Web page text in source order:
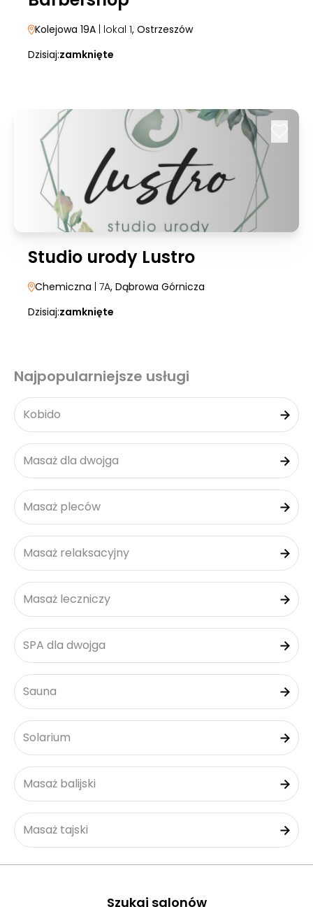
Kolejowa 19A | lokal 1, Ostrzeszów
Dzisiaj:zamknięte
Studio urody Lustro
Chemiczna | 7A, Dąbrowa Górnicza
Dzisiaj:zamknięte
Najpopularniejsze usługi
Kobido
Masaż dla dwojga
Masaż pleców
Masaż relaksacyjny
Masaż leczniczy
SPA dla dwojga
Sauna
Solarium
Masaż balijski
Masaż tajski
Szukaj salonów